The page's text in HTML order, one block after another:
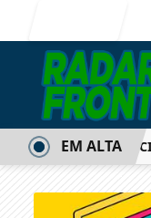
AUDIÊNCIA
EM ALTA